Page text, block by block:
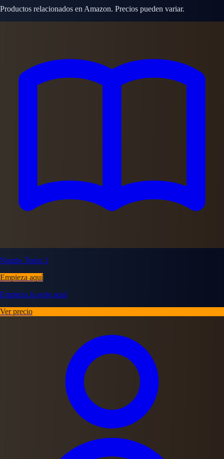
Productos relacionados en Amazon. Precios pueden variar.
Naruto Tomo 1
Empieza aquí
Empieza la serie aquí
Ver precio